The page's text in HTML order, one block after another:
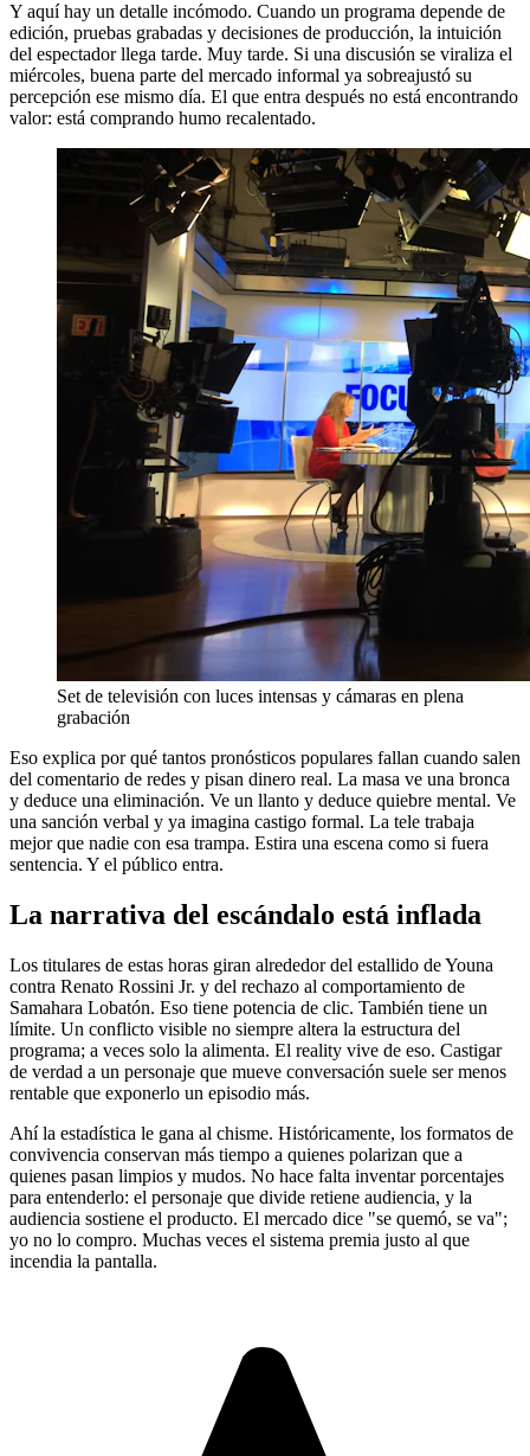
Y aquí hay un detalle incómodo. Cuando un programa depende de
edición, pruebas grabadas y decisiones de producción, la intuición
del espectador llega tarde. Muy tarde. Si una discusión se viraliza el
miércoles, buena parte del mercado informal ya sobreajustó su
percepción ese mismo día. El que entra después no está encontrando
valor: está comprando humo recalentado.
Set de televisión con luces intensas y cámaras en plena
grabación
Eso explica por qué tantos pronósticos populares fallan cuando salen
del comentario de redes y pisan dinero real. La masa ve una bronca
y deduce una eliminación. Ve un llanto y deduce quiebre mental. Ve
una sanción verbal y ya imagina castigo formal. La tele trabaja
mejor que nadie con esa trampa. Estira una escena como si fuera
sentencia. Y el público entra.
La narrativa del escándalo está inflada
Los titulares de estas horas giran alrededor del estallido de Youna
contra Renato Rossini Jr. y del rechazo al comportamiento de
Samahara Lobatón. Eso tiene potencia de clic. También tiene un
límite. Un conflicto visible no siempre altera la estructura del
programa; a veces solo la alimenta. El reality vive de eso. Castigar
de verdad a un personaje que mueve conversación suele ser menos
rentable que exponerlo un episodio más.
Ahí la estadística le gana al chisme. Históricamente, los formatos de
convivencia conservan más tiempo a quienes polarizan que a
quienes pasan limpios y mudos. No hace falta inventar porcentajes
para entenderlo: el personaje que divide retiene audiencia, y la
audiencia sostiene el producto. El mercado dice "se quemó, se va";
yo no lo compro. Muchas veces el sistema premia justo al que
incendia la pantalla.